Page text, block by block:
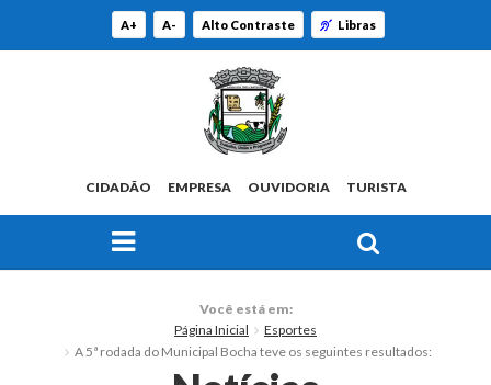
A+ A- Alto Contraste Libras
CIDADÃO EMPRESA OUVIDORIA TURISTA
Histórico
Você está em:
Página Inicial
Esportes
A 5ª rodada do Municipal Bocha teve os seguintes resultados: